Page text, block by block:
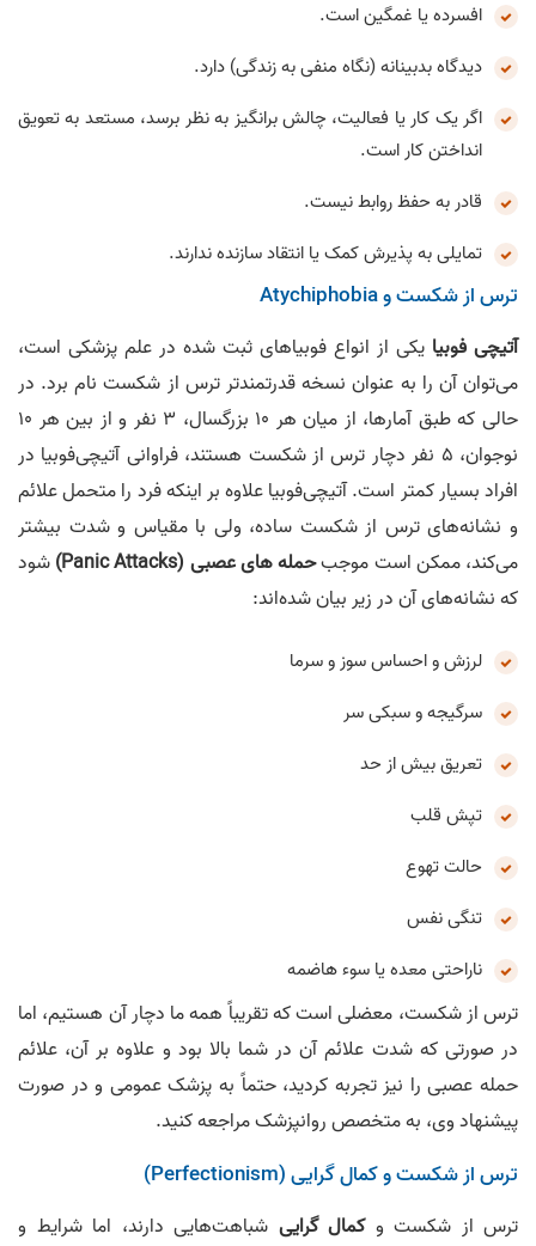
افسرده یا غمگین است.
دیدگاه بدبینانه (نگاه منفی به زندگی) دارد.
اگر یک کار یا فعالیت، چالش برانگیز به نظر برسد، مستعد به تعویق
انداختن کار است.
قادر به حفظ روابط نیست.
تمایلی به پذیرش کمک یا انتقاد سازنده ندارند.
ترس از شکست و Atychiphobia
آتیچی فوبیا یکی از انواع فوبیا‌های ثبت شده در علم پزشکی است،
می‌توان آن را به عنوان نسخه قدرتمندتر ترس از شکست نام برد. در
حالی که طبق آمارها، از میان هر 10 بزرگسال، 3 نفر و از بین هر 10
نوجوان، 5 نفر دچار ترس از شکست هستند، فراوانی آتیچی‌فوبیا در
افراد بسیار کمتر است. آتیچی‌فوبیا علاوه بر اینکه فرد را متحمل علائم
و نشانه‌های ترس از شکست ساده، ولی با مقیاس و شدت بیشتر
می‌کند، ممکن است موجبحمله های عصبی (Panic Attacks)
شود
که نشانه‌های آن در زیر بیان شده‌اند:
لرزش و احساس سوز و سرما
سرگیجه و سبکی سر
تعریق بیش از حد
تپش قلب
حالت تهوع
تنگی نفس
ناراحتی معده یا سوء هاضمه
ترس از شکست، معضلی است که تقریباً همه ما دچار آن هستیم، اما
در صورتی که شدت علائم آن در شما بالا بود و علاوه بر آن، علائم
حمله‌ عصبی را نیز تجربه کردید، حتماً به پزشک عمومی و در صورت
پیشنهاد وی، به متخصص روانپزشک مراجعه کنید.
ترس از شکست و کمال گرایی (Perfectionism)
ترس از شکست وکمال گرایی شباهت‌هایی دارند، اما شرایط و